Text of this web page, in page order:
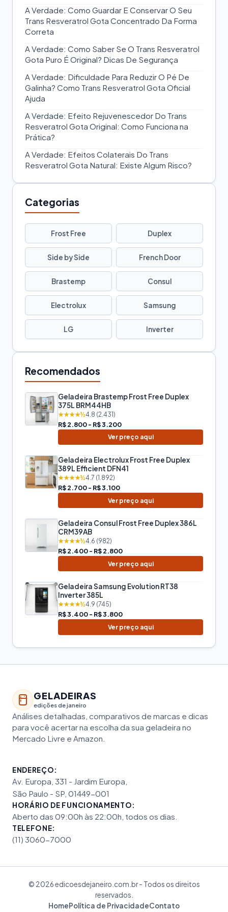
A Verdade: Como Guardar E Conservar O Seu
Trans Resveratrol Gota Concentrado Da Forma
Correta
A Verdade: Como Saber Se O Trans Resveratrol
Gota Puro É Original? Dicas De Segurança
A Verdade: Dificuldade Para Reduzir O Pé De
Galinha? Como Trans Resveratrol Gota Oficial
Ajuda
A Verdade: Efeito Rejuvenescedor Do Trans
Resveratrol Gota Original: Como Funciona na
Prática?
A Verdade: Efeitos Colaterais Do Trans
Resveratrol Gota Natural: Existe Algum Risco?
Categorias
Frost Free Duplex
Side by Side French Door
Brastemp Consul
Electrolux Samsung
LG Inverter
Recomendados
Geladeira Brastemp Frost Free Duplex
375L BRM44HB
★★★★½4.8 (2.431)
R$ 2.800 - R$ 3.200
Ver preço aqui
Geladeira Electrolux Frost Free Duplex
389L Efficient DFN41
★★★★½4.7 (1.892)
R$ 2.700 - R$ 3.100
Ver preço aqui
Geladeira Consul Frost Free Duplex 386L
CRM39AB
★★★★½4.6 (982)
R$ 2.400 - R$ 2.800
Ver preço aqui
Geladeira Samsung Evolution RT38
Inverter 385L
★★★★½4.9 (745)
R$ 3.400 - R$ 3.800
Ver preço aqui
GELADEIRAS
edições de janeiro
Análises detalhadas, comparativos de marcas e dicas
para você acertar na escolha da sua geladeira no
Mercado Livre e Amazon.
ENDEREÇO:
Av. Europa, 331 - Jardim Europa,
São Paulo - SP, 01449-001
HORÁRIO DE FUNCIONAMENTO:
Aberto das 09:00h às 22:00h, todos os dias.
TELEFONE:
(11) 3060-7000
© 2026 edicoesdejaneiro.com.br - Todos os direitos
reservados.
HomePolítica de PrivacidadeContato